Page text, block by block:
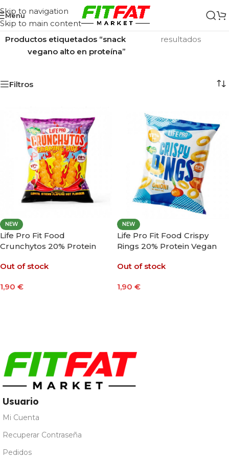
Skip to navigation
Skip to main content
Menu
Inicio/
Productos etiquetados “snack
vegano alto en proteína”
resultados
Filtros
NEW
Life Pro Fit Food
Crunchytos 20% Protein
Out of stock
1,90 €
NEW
Life Pro Fit Food Crispy
Rings 20% Protein Vegan
Out of stock
1,90 €
Usuario
Mi Cuenta
Recuperar Contraseña
Pedidos